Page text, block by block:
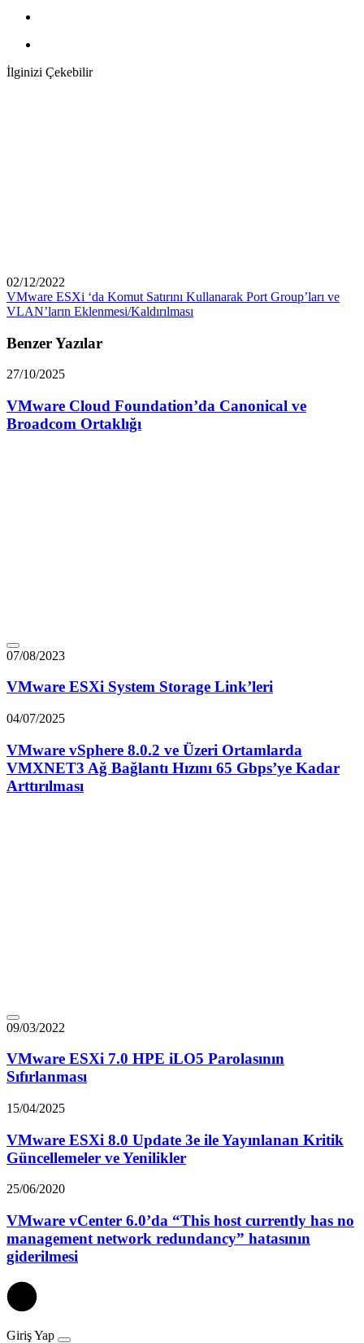
İlginizi Çekebilir
02/12/2022
VMware ESXi ‘da Komut Satırını Kullanarak Port Group’ları ve
VLAN’ların Eklenmesi/Kaldırılması
Benzer Yazılar
27/10/2025
VMware Cloud Foundation’da Canonical ve
Broadcom Ortaklığı
07/08/2023
VMware ESXi System Storage Link’leri
04/07/2025
VMware vSphere 8.0.2 ve Üzeri Ortamlarda
VMXNET3 Ağ Bağlantı Hızını 65 Gbps’ye Kadar
Arttırılması
09/03/2022
VMware ESXi 7.0 HPE iLO5 Parolasının
Sıfırlanması
15/04/2025
VMware ESXi 8.0 Update 3e ile Yayınlanan Kritik
Güncellemeler ve Yenilikler
25/06/2020
VMware vCenter 6.0’da “This host currently has no
management network redundancy” hatasının
giderilmesi
Giriş Yap